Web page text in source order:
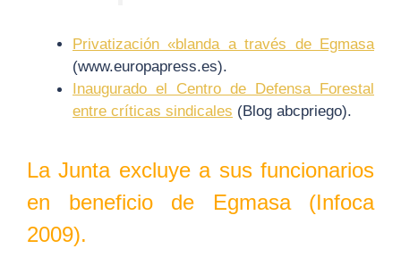
Privatización «blanda a través de Egmasa
(www.europapress.es).
Inaugurado el Centro de Defensa Forestal
entre críticas sindicales (Blog abcpriego).
La Junta excluye a sus funcionarios
en beneficio de Egmasa (Infoca
2009).